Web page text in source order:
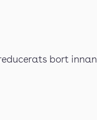
bort innan